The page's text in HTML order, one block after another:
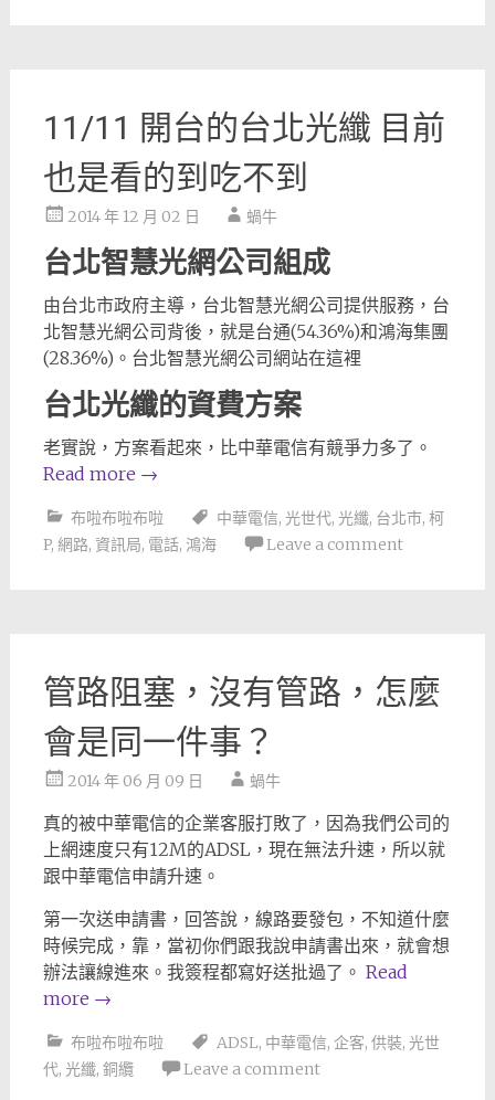
11/11 開台的台北光纖 目前
也是看的到吃不到
2014 年 12 月 02 日 蝸牛
台北智慧光網公司組成
由台北市政府主導，台北智慧光網公司提供服務，台
北智慧光網公司背後，就是台通(54.36%)和鴻海集團
(28.36%)。台北智慧光網公司網站在這裡
台北光纖的資費方案
老實說，方案看起來，比中華電信有競爭力多了。
Read more →
布啦布啦布啦 中華電信, 光世代, 光纖, 台北市, 柯
P, 網路, 資訊局, 電話, 鴻海 Leave a comment
管路阻塞，沒有管路，怎麼
會是同一件事？
2014 年 06 月 09 日 蝸牛
真的被中華電信的企業客服打敗了，因為我們公司的
上網速度只有12M的ADSL，現在無法升速，所以就
跟中華電信申請升速。
第一次送申請書，回答說，線路要發包，不知道什麼
時候完成，靠，當初你們跟我說申請書出來，就會想
辦法讓線進來。我簽程都寫好送批過了。 Read
more →
布啦布啦布啦 ADSL, 中華電信, 企客, 供裝, 光世
代, 光纖, 銅纜 Leave a comment